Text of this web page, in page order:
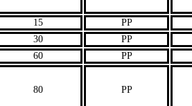
15 PP
30 PP
60 PP
80 PP